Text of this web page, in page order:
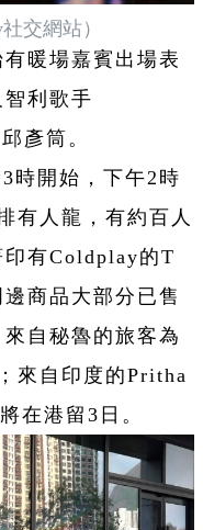
交網站）
暖場嘉賓出場表
利歌手
彥筒。
時開始，下午2時
有人龍，有約百人
印有Coldplay的T
商品大部分已售
自秘魯的旅客為
來自印度的Pritha
在港留3日。